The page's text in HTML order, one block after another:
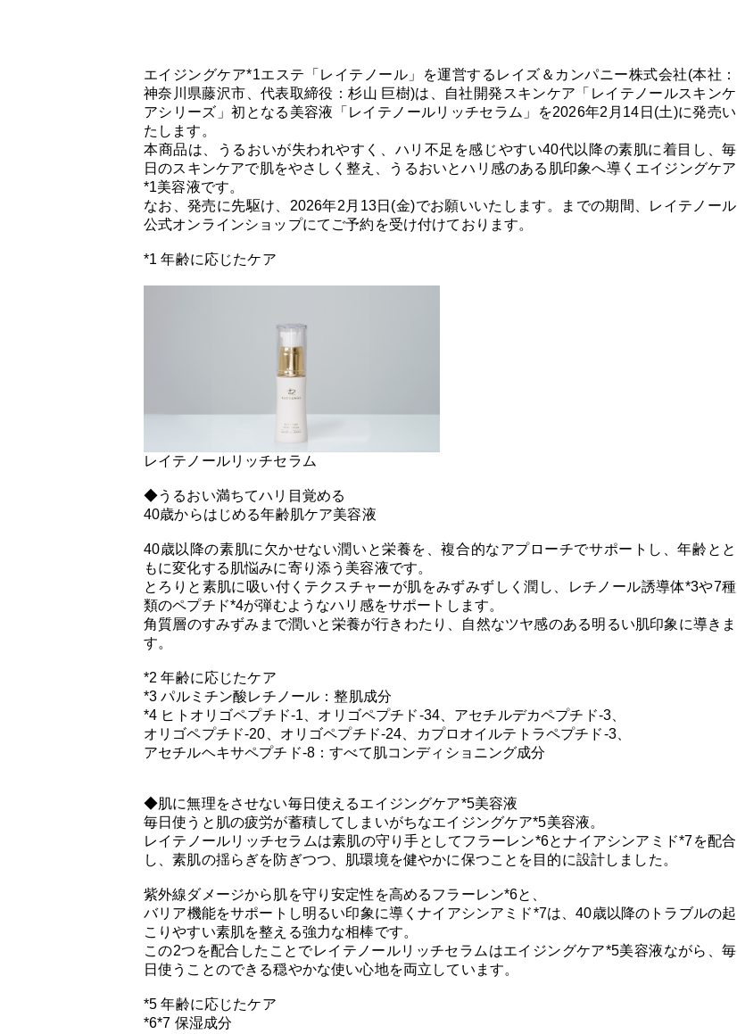
エイジングケア*1エステ「レイテノール」を運営するレイズ＆カンパニー株式会社(本社：
神奈川県藤沢市、代表取締役：杉山 巨樹)は、自社開発スキンケア「レイテノールスキンケ
アシリーズ」初となる美容液「レイテノールリッチセラム」を2026年2月14日(土)に発売い
たします。
本商品は、うるおいが失われやすく、ハリ不足を感じやすい40代以降の素肌に着目し、毎
日のスキンケアで肌をやさしく整え、うるおいとハリ感のある肌印象へ導くエイジングケア
*1美容液です。
なお、発売に先駆け、2026年2月13日(金)でお願いいたします。までの期間、レイテノール
公式オンラインショップにてご予約を受け付けております。
*1 年齢に応じたケア
レイテノールリッチセラム
◆うるおい満ちてハリ目覚める
40歳からはじめる年齢肌ケア美容液
40歳以降の素肌に欠かせない潤いと栄養を、複合的なアプローチでサポートし、年齢とと
もに変化する肌悩みに寄り添う美容液です。
とろりと素肌に吸い付くテクスチャーが肌をみずみずしく潤し、レチノール誘導体*3や7種
類のペプチド*4が弾むようなハリ感をサポートします。
角質層のすみずみまで潤いと栄養が行きわたり、自然なツヤ感のある明るい肌印象に導きま
す。
*2 年齢に応じたケア
*3 パルミチン酸レチノール：整肌成分
*4 ヒトオリゴペプチド-1、オリゴペプチド-34、アセチルデカペプチド-3、
オリゴペプチド-20、オリゴペプチド-24、カプロオイルテトラペプチド-3、
アセチルヘキサペプチド-8：すべて肌コンディショニング成分
◆肌に無理をさせない毎日使えるエイジングケア*5美容液
毎日使うと肌の疲労が蓄積してしまいがちなエイジングケア*5美容液。
レイテノールリッチセラムは素肌の守り手としてフラーレン*6とナイアシンアミド*7を配合
し、素肌の揺らぎを防ぎつつ、肌環境を健やかに保つことを目的に設計しました。
紫外線ダメージから肌を守り安定性を高めるフラーレン*6と、
バリア機能をサポートし明るい印象に導くナイアシンアミド*7は、40歳以降のトラブルの起
こりやすい素肌を整える強力な相棒です。
この2つを配合したことでレイテノールリッチセラムはエイジングケア*5美容液ながら、毎
日使うことのできる穏やかな使い心地を両立しています。
*5 年齢に応じたケア
*6*7 保湿成分